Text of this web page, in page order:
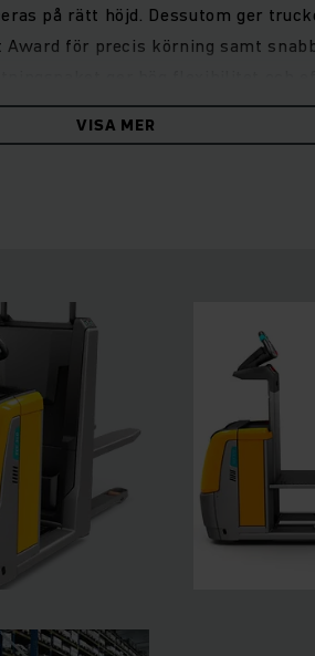
på rätt höjd. Dessutom ger
Award för precis körning samt
plocktruckar. Arbetsplatsen är
VISA MER